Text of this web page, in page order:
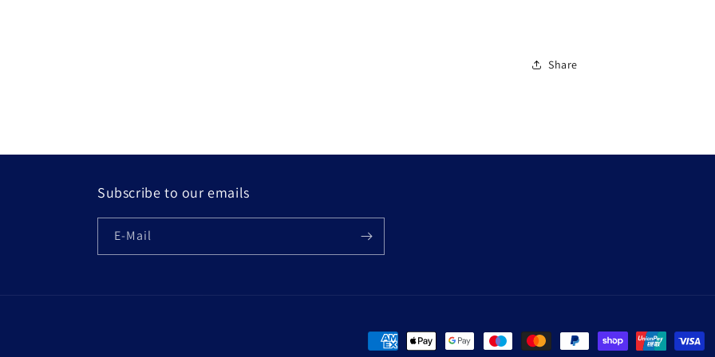
Share
Subscribe to our emails
E-Mail
Zahlungsmethoden